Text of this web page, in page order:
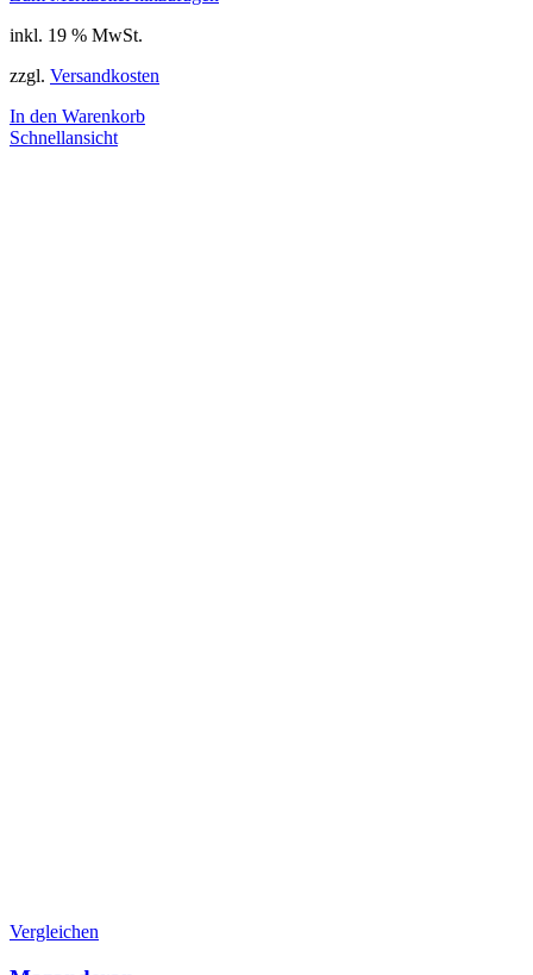
inkl. 19 % MwSt.
zzgl. Versandkosten
In den Warenkorb
Schnellansicht
Vergleichen